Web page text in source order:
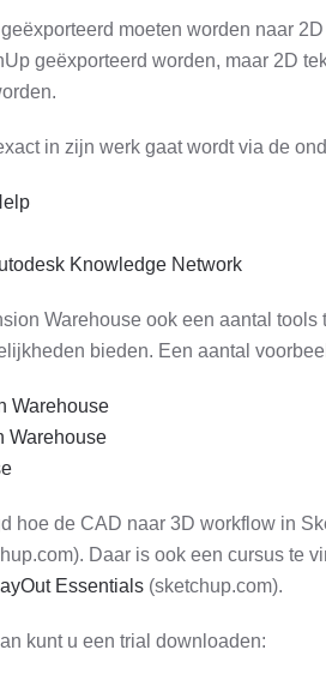
moeten worden naar
geëxporteerd worden, maar 2D
in zijn werk gaat wordt via de
Knowledge Network
Warehouse ook een aantal
bieden. Een aantal
Warehouse
Warehouse
hoe de CAD naar 3D workflow in
Daar is ook een cursus te
Essentials (sketchup.com).
kunt u een trial downloaden: